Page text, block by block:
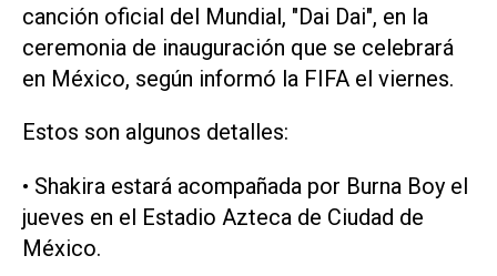
‌canción oficial ‌del Mundial, "Dai Dai", en la
ceremonia de inauguración que se celebrará
en México, según informó la ​FIFA ⁠el viernes.
Estos son ‌algunos detalles:
• Shakira ⁠estará acompañada ⁠por Burna Boy el
jueves en el Estadio ⁠Azteca de Ciudad ​de
México.